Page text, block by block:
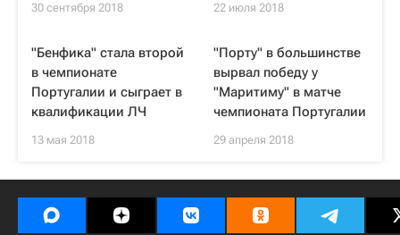
30 сентября 2018 22 июля 2018
"Бенфика" стала второй
в чемпионате
Португалии и сыграет в
квалификации ЛЧ
13 мая 2018
"Порту" в большинстве
вырвал победу у
"Маритиму" в матче
чемпионата Португалии
29 апреля 2018